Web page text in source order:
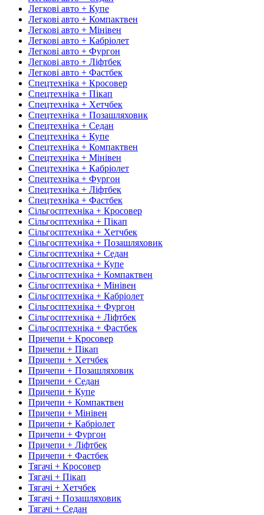
Легкові авто + Купе
Легкові авто + Компактвен
Легкові авто + Мінівен
Легкові авто + Кабріолет
Легкові авто + Фургон
Легкові авто + Ліфтбек
Легкові авто + Фастбек
Спецтехніка + Кросовер
Спецтехніка + Пікап
Спецтехніка + Хетчбек
Спецтехніка + Позашляховик
Спецтехніка + Седан
Спецтехніка + Купе
Спецтехніка + Компактвен
Спецтехніка + Мінівен
Спецтехніка + Кабріолет
Спецтехніка + Фургон
Спецтехніка + Ліфтбек
Спецтехніка + Фастбек
Сільгосптехніка + Кросовер
Сільгосптехніка + Пікап
Сільгосптехніка + Хетчбек
Сільгосптехніка + Позашляховик
Сільгосптехніка + Седан
Сільгосптехніка + Купе
Сільгосптехніка + Компактвен
Сільгосптехніка + Мінівен
Сільгосптехніка + Кабріолет
Сільгосптехніка + Фургон
Сільгосптехніка + Ліфтбек
Сільгосптехніка + Фастбек
Причепи + Кросовер
Причепи + Пікап
Причепи + Хетчбек
Причепи + Позашляховик
Причепи + Седан
Причепи + Купе
Причепи + Компактвен
Причепи + Мінівен
Причепи + Кабріолет
Причепи + Фургон
Причепи + Ліфтбек
Причепи + Фастбек
Тягачі + Кросовер
Тягачі + Пікап
Тягачі + Хетчбек
Тягачі + Позашляховик
Тягачі + Седан